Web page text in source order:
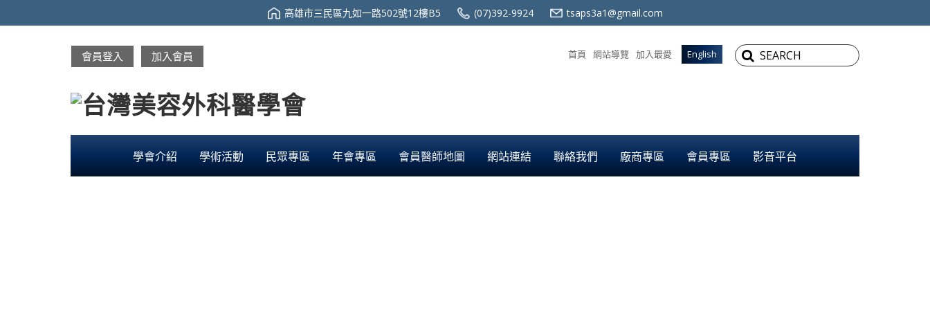
高雄市三民區九如一路502號12樓B5 (07)392-9924 tsaps3a1@gmail.com
首頁 網站導覽 加入最愛 English
會員登入 加入會員
學會介紹 學術活動 民眾專區 年會專區 會員醫師地圖 網站連結 聯絡我們 廠商專區 會員專區 影音平台